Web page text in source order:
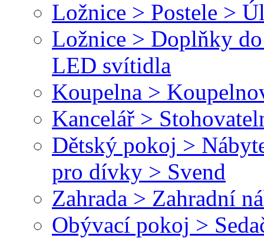
Ložnice > Postele >
Ložnice > Doplňky
LED svítidla
Koupelna >
Kancelář >
Dětský pokoj >
pro dívky > Svend
Zahrada > Zahradní
Obývací pokoj >